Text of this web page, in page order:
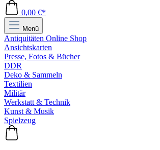
0,00 €*
Menü
Antiquitäten Online Shop
Ansichtskarten
Presse, Fotos & Bücher
DDR
Deko & Sammeln
Textilien
Militär
Werkstatt & Technik
Kunst & Musik
Spielzeug